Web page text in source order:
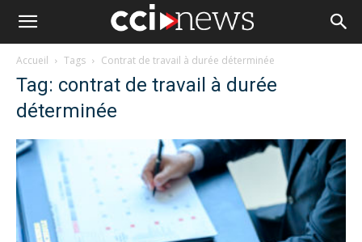
Accueil Tags Contrat de travail à durée déterminée
Tag: contrat de travail à durée
déterminée